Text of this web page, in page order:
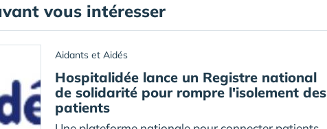
vous intéresser
Aidants et Aidés
Hospitalidée lance un Registre national
de solidarité pour rompre l'isolement des
patients